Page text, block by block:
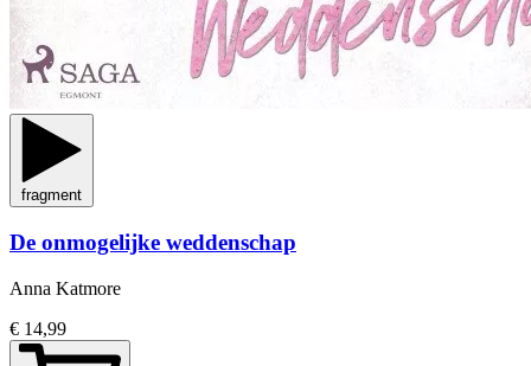
fragment
De onmogelijke weddenschap
Anna Katmore
€ 14,99